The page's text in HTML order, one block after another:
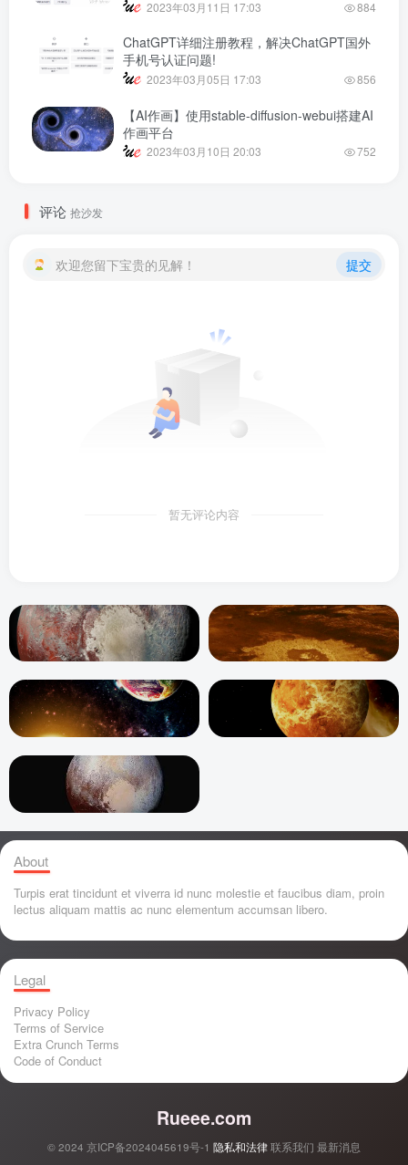
2023年03月11日 17:03 884
ChatGPT详细注册教程，解决ChatGPT国外
手机号认证问题!
2023年03月05日 17:03 856
【AI作画】使用stable-diffusion-webui搭建AI
作画平台
2023年03月10日 20:03 752
评论 抢沙发
欢迎您留下宝贵的见解！ 提交
暂无评论内容
About
Turpis erat tincidunt et viverra id nunc molestie et faucibus diam, proin
lectus aliquam mattis ac nunc elementum accumsan libero.
Legal
Privacy Policy
Terms of Service
Extra Crunch Terms
Code of Conduct
Rueee.com
© 2024 京ICP备2024045619号-1 隐私和法律联系我们 最新消息